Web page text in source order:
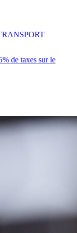
de taxes sur le